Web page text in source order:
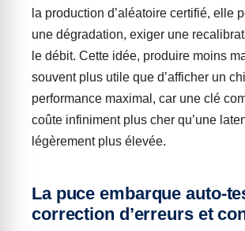
la production d’aléatoire certifié, elle
une dégradation, exiger une
le débit. Cette idée, produire moins
souvent plus utile que d’afficher un
performance maximal, car une clé
coûte infiniment plus cher qu’une
légèrement plus élevée.
La puce embarque auto-
correction d’erreurs et